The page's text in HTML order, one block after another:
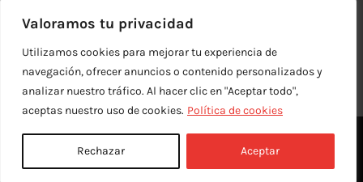
Valoramos tu privacidad
Utilizamos cookies para mejorar tu experiencia de
navegación, ofrecer anuncios o contenido personalizados y
analizar nuestro tráfico. Al hacer clic en "Aceptar todo",
aceptas nuestro uso de cookies. Política de cookies
Rechazar Aceptar
Devoluciones
© Copyright 2012 - 2026 | | Todos los derechos reservados